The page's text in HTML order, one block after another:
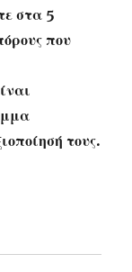
στα 5
που
τους.